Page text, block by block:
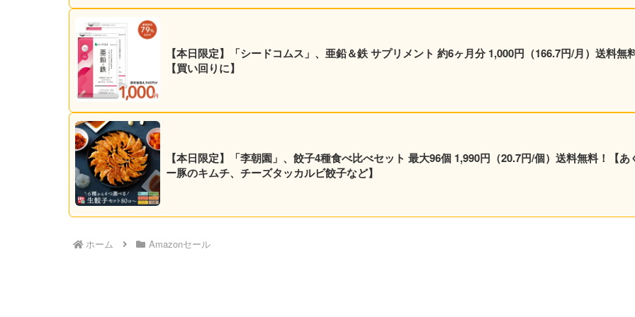
【本日限定】「シードコムス」、亜鉛＆鉄 サプリメント 約6ヶ月分 1,000円（166.7円/月）送料無
【買い回りに】
【本日限定】「李朝園」、餃子4種食べ比べセット 最大96個 1,990円（20.7円/個）送料無料！【あ
ー豚のキムチ、チーズタッカルビ餃子など】
ホーム Amazonセール